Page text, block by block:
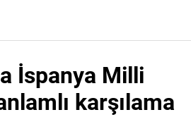
İspanya Milli
karşılama